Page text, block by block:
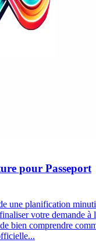
pour Passeport
une planification
votre demande à
bien comprendre